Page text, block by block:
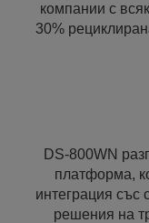
компании с
30%
DS-800WN
платформа,
интеграция със
решения на